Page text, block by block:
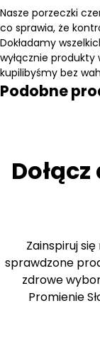
Nasze porzeczki
co sprawia, że
Dokładamy
wyłącznie
kupilibyśmy bez
Podobne
Zainspiruj
sprawdzone
zdrowe
Promienie